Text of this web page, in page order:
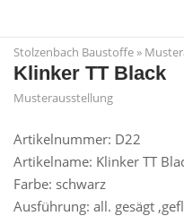
to
content
Stolzenbach Baustoffe »
Klinker TT Black
Musterausstellung
Artikelnummer: D22
Artikelname: Klinker TT
Farbe: schwarz
Ausführung: all. gesägt